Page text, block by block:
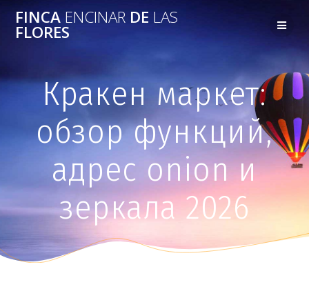
FINCAENCINAR DE LAS
FLORES
Кракен маркет:
обзор функций,
адрес onion и
зеркала 2026